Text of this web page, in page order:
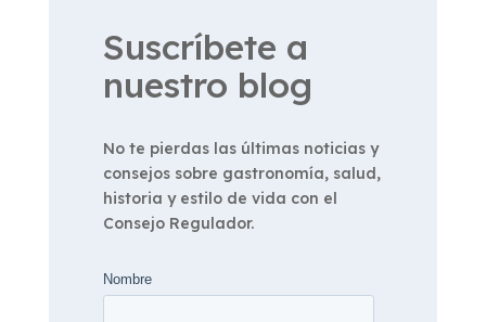
Suscríbete a
nuestro blog
No te pierdas las últimas noticias y
consejos sobre gastronomía, salud,
historia y estilo de vida con el
Consejo Regulador.